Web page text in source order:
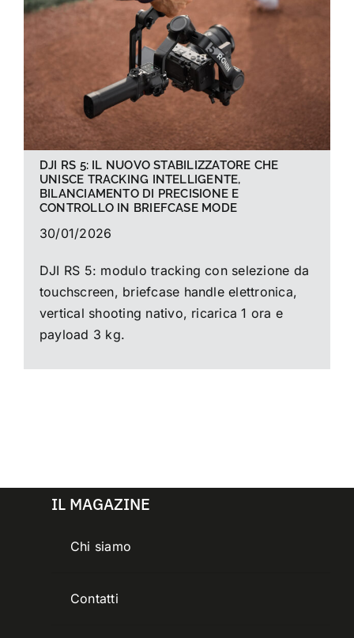
La foto del mese
Guide
Cerca
per:
DJI RS 5: IL NUOVO STABILIZZATORE CHE
UNISCE TRACKING INTELLIGENTE,
BILANCIAMENTO DI PRECISIONE E
CONTROLLO IN BRIEFCASE MODE
30/01/2026
DJI RS 5: modulo tracking con selezione da
touchscreen, briefcase handle elettronica,
vertical shooting nativo, ricarica 1 ora e
payload 3 kg.
IL MAGAZINE
Chi siamo
Contatti